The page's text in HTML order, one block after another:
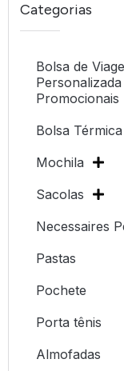
Categorias
Bolsa de
Promocionais
Bolsa Térmica
Mochila
Sacolas
Necessaires
Pastas
Pochete
Porta tênis
Almofadas